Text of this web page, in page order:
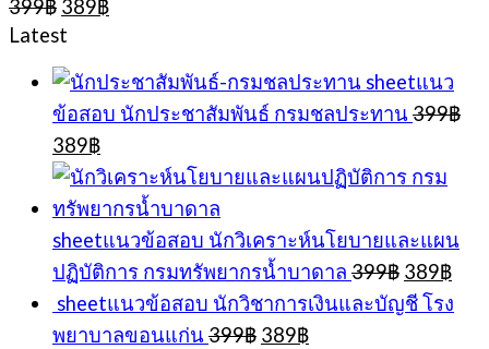
399฿
price
was:
399฿.
389฿
389฿.
Latest
sheetแนว
ข้อสอบ นักประชาสัมพันธ์ กรมชลประทาน 399฿
Original
price
was:
399฿.
389฿Current
price
is:
389฿.
sheetแนวข้อสอบ นักวิเคราะห์นโยบายและแผน
ปฏิบัติการ กรมทรัพยากรน้ำบาดาล 399฿ Original
price
was:
389฿
is:
sheetแนวข้อสอบ นักวิชาการเงินและบัญชี โรง
พยาบาลขอนแก่น 399฿ Original
389฿Current